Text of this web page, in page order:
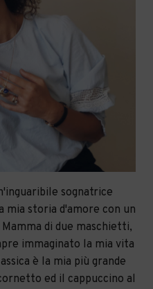
sognatrice
mia storia d'amore con un
di due maschietti,
immaginato la mia vita
è la mia più grande
ed il cappuccino al